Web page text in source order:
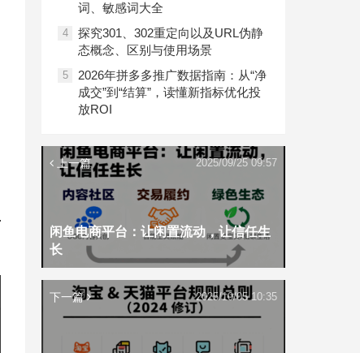
词、敏感词大全
4
探究301、302重定向以及URL伪静
态概念、区别与使用场景
5
2026年拼多多推广数据指南：从“净
成交”到“结算”，读懂新指标优化投
放ROI
上一篇
闲鱼电商平台：让闲置流动，让信任生
长
2025/09/25 09:57
下一篇 2025/10/05 10:35